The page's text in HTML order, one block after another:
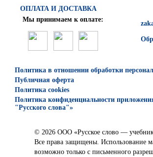
ОПЛАТА И ДОСТАВКА
Мы принимаем к оплате:
Политика в отношении обработки
Публичная оферта
Политика cookies
Политика конфиденциальности
"Русского слова"»
© 2026 ООО «Русское слово —
Все права защищены. Использование
возможно только с письменного